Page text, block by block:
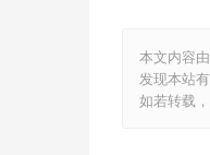
本文内容
发现本站
如若转载